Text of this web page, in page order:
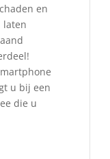
en
laten
u bij een
die u